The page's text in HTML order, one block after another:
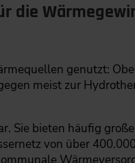
die
genutzt:
meist zur
Sie bieten häufig
von über